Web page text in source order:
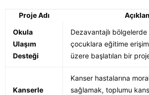
Proje Adı
Okula
Ulaşım
Desteği
Dezavantajlı
çocuklara eğitime
üzere başlatılan bir
Kanserle
Kanser hastalarına
sağlamak, toplumu